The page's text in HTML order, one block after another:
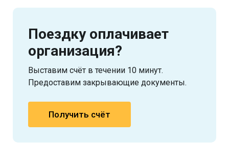
Поездку оплачивает
организация?
Выставим счёт в течении 10 минут.
Предоставим закрывающие документы.
Получить счёт